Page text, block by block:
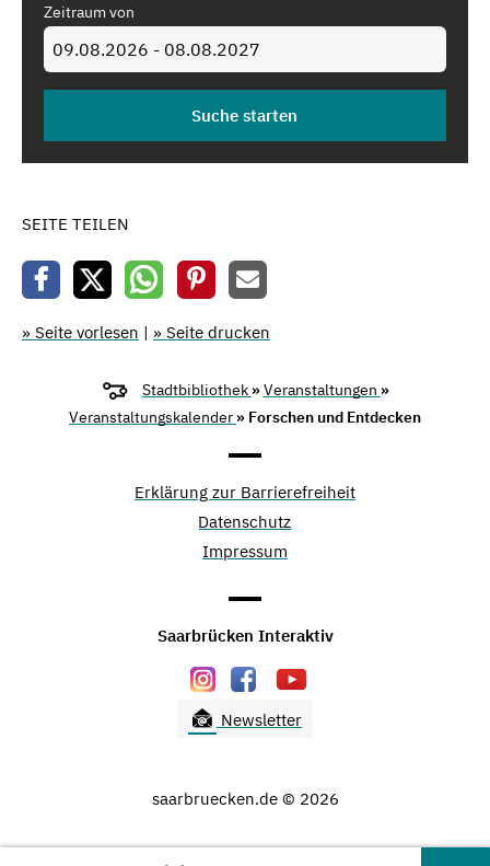
Zeitraum von
SEITE TEILEN
» Seite vorlesen | » Seite drucken
Stadtbibliothek »Veranstaltungen »
Veranstaltungskalender » Forschen und Entdecken
Erklärung zur Barrierefreiheit
Datenschutz
Impressum
Saarbrücken Interaktiv
Newsletter
saarbruecken.de © 2026